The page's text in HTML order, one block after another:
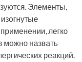
Элементы,
легко
можно назвать
реакций.